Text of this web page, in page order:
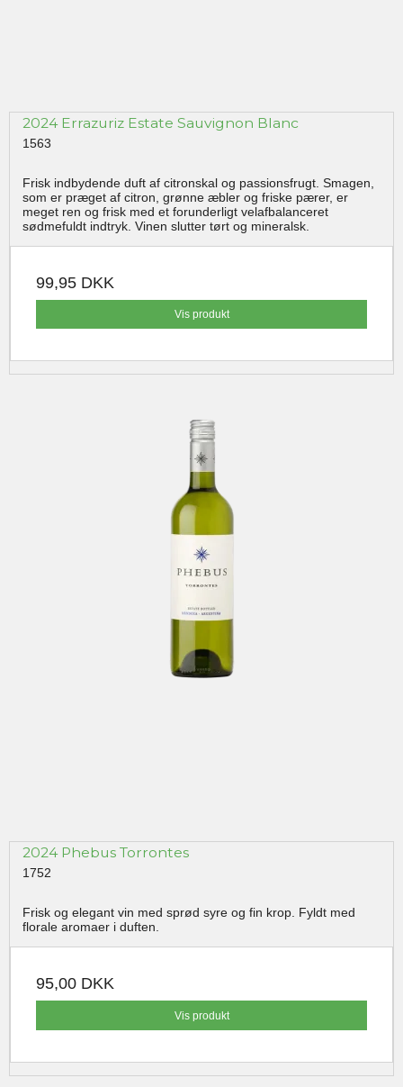
2024 Errazuriz Estate Sauvignon Blanc
1563
Frisk indbydende duft af citronskal og passionsfrugt. Smagen,
som er præget af citron, grønne æbler og friske pærer, er
meget ren og frisk med et forunderligt velafbalanceret
sødmefuldt indtryk. Vinen slutter tørt og mineralsk.
99,95 DKK
Vis produkt
2024 Phebus Torrontes
1752
Frisk og elegant vin med sprød syre og fin krop. Fyldt med
florale aromaer i duften.
95,00 DKK
Vis produkt